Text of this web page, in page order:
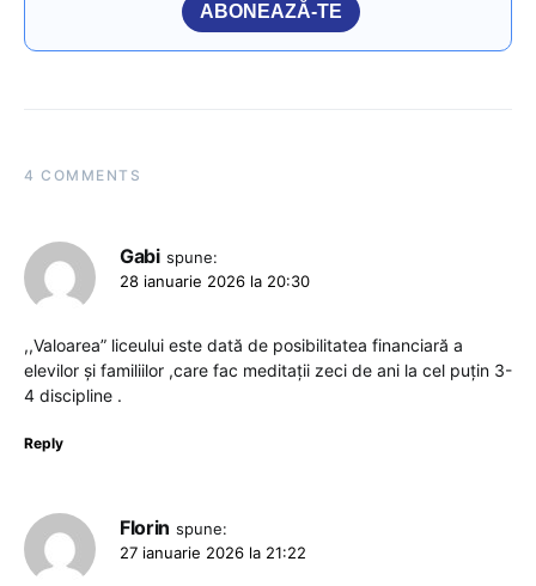
ABONEAZĂ-TE
4 COMMENTS
Gabi spune:
28 ianuarie 2026 la 20:30
,,Valoarea” liceului este dată de posibilitatea financiară a
elevilor și familiilor ,care fac meditații zeci de ani la cel puțin 3-
4 discipline .
Reply
Florin spune:
27 ianuarie 2026 la 21:22